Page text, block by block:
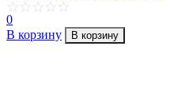
0
В корзину
В корзину